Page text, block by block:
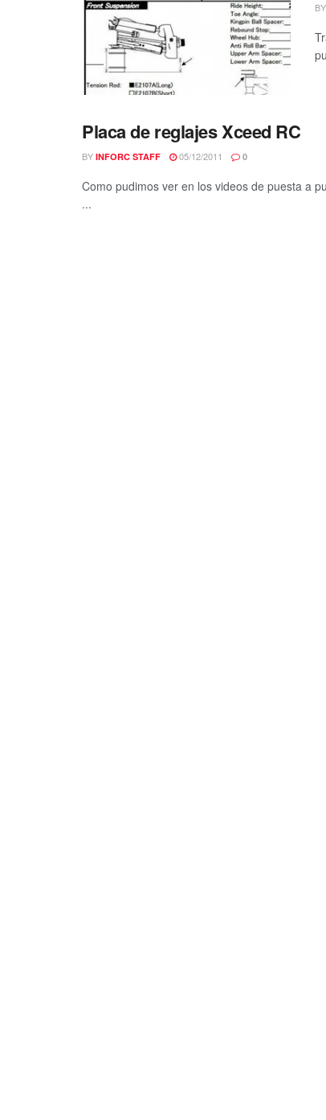
BY
Placa de reglajes Xceed RC
BY INFORC STAFF 05/12/2011 0
Como pudimos ver en los videos de puesta a
...